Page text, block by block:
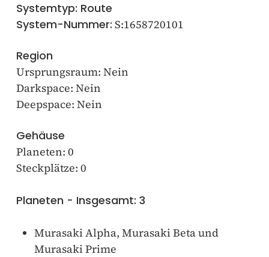
Systemtyp: Route
System-Nummer: S:1658720101
Region
Ursprungsraum: Nein
Darkspace: Nein
Deepspace: Nein
Gehäuse
Planeten: 0
Steckplätze: 0
Planeten - Insgesamt: 3
Murasaki Alpha, Murasaki Beta und
Murasaki Prime